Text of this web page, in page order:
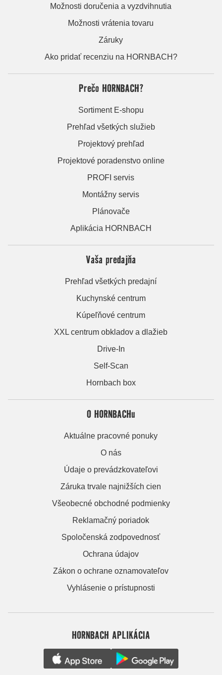
Možnosti doručenia a vyzdvihnutia
Možnosti vrátenia tovaru
Záruky
Ako pridať recenziu na HORNBACH?
Prečo HORNBACH?
Sortiment E-shopu
Prehľad všetkých služieb
Projektový prehľad
Projektové poradenstvo online
PROFI servis
Montážny servis
Plánovače
Aplikácia HORNBACH
Vaša predajňa
Prehľad všetkých predajní
Kuchynské centrum
Kúpeľňové centrum
XXL centrum obkladov a dlažieb
Drive-In
Self-Scan
Hornbach box
O HORNBACHu
Aktuálne pracovné ponuky
O nás
Údaje o prevádzkovateľovi
Záruka trvale najnižších cien
Všeobecné obchodné podmienky
Reklamačný poriadok
Spoločenská zodpovednosť
Ochrana údajov
Zákon o ochrane oznamovateľov
Vyhlásenie o prístupnosti
HORNBACH APLIKÁCIA